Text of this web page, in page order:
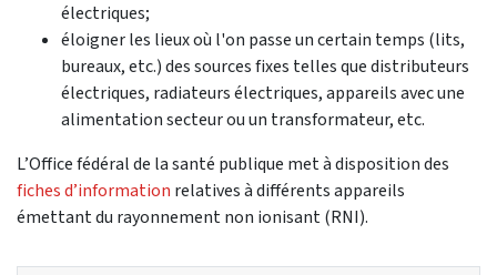
électriques;
éloigner les lieux où l'on passe un certain temps (lits,
bureaux, etc.) des sources fixes telles que distributeurs
électriques, radiateurs électriques, appareils avec une
alimentation secteur ou un transformateur, etc.
L’Office fédéral de la santé publique met à disposition des
fiches d’information relatives à différents appareils
émettant du rayonnement non ionisant (RNI).